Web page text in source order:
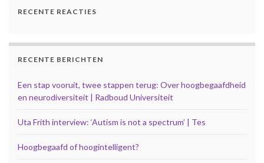
RECENTE REACTIES
RECENTE BERICHTEN
Een stap vooruit, twee stappen terug: Over hoogbegaafdheid
en neurodiversiteit | Radboud Universiteit
Uta Frith interview: ‘Autism is not a spectrum’ | Tes
Hoogbegaafd of hoogintelligent?